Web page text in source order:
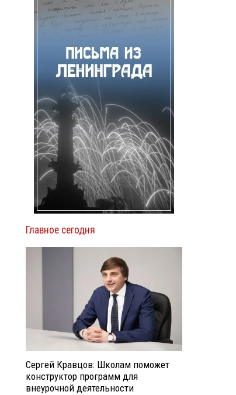
Главное сегодня
Сергей Кравцов: Школам поможет
конструктор программ для
внеурочной деятельности